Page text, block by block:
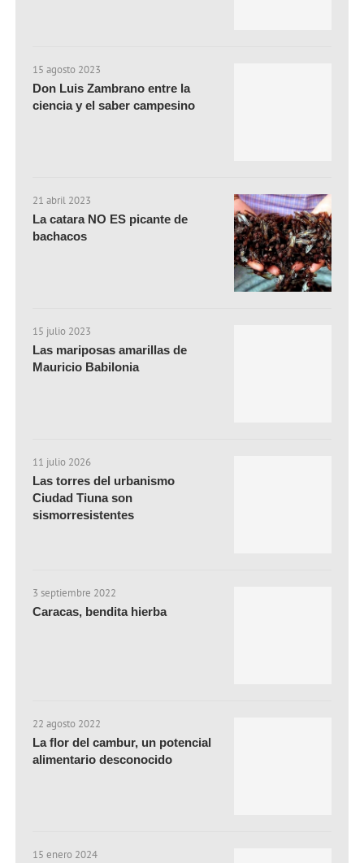
15 agosto 2023
Don Luis Zambrano entre la
ciencia y el saber campesino
21 abril 2023
La catara NO ES picante de
bachacos
15 julio 2023
Las mariposas amarillas de
Mauricio Babilonia
11 julio 2026
Las torres del urbanismo
Ciudad Tiuna son
sismorresistentes
3 septiembre 2022
Caracas, bendita hierba
22 agosto 2022
La flor del cambur, un potencial
alimentario desconocido
15 enero 2024